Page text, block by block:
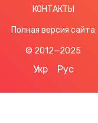
КОНТАКТЫ
Полная версия сайта
© 2012—2025
Укр Рус